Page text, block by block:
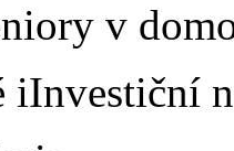
v
iInvestiční